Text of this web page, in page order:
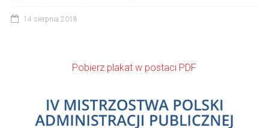
14 sierpnia 2018
Pobierz plakat w postaci PDF